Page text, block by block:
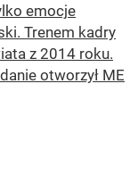
emocje
Trenem kadry
z 2014 roku.
otworzył ME